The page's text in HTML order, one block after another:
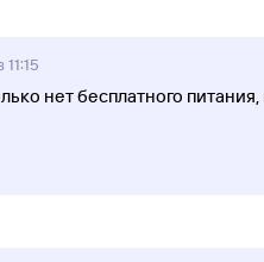
нет бесплатного